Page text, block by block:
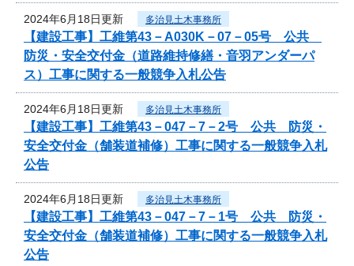
2024年6月18日更新 多治見土木事務所
【建設工事】工維第43－A030K－07－05号 公共
防災・安全交付金（道路維持修繕・音羽アンダーパ
ス）工事に関する一般競争入札公告
2024年6月18日更新 多治見土木事務所
【建設工事】工維第43－047－7－2号 公共 防災・
安全交付金（舗装道補修）工事に関する一般競争入札
公告
2024年6月18日更新 多治見土木事務所
【建設工事】工維第43－047－7－1号 公共 防災・
安全交付金（舗装道補修）工事に関する一般競争入札
公告